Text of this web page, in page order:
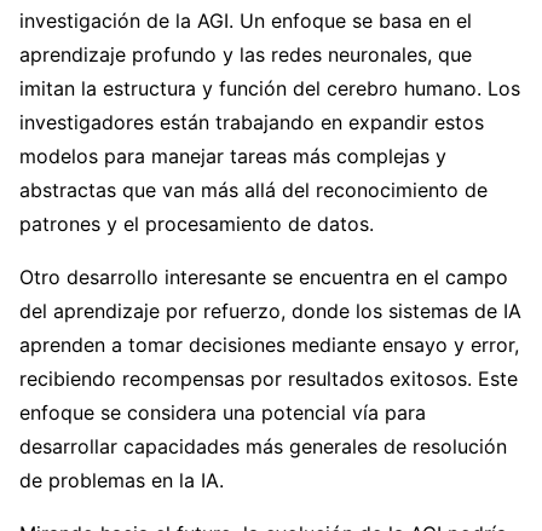
investigación de la AGI. Un enfoque se basa en el
aprendizaje profundo y las redes neuronales, que
imitan la estructura y función del cerebro humano. Los
investigadores están trabajando en expandir estos
modelos para manejar tareas más complejas y
abstractas que van más allá del reconocimiento de
patrones y el procesamiento de datos.
Otro desarrollo interesante se encuentra en el campo
del aprendizaje por refuerzo, donde los sistemas de IA
aprenden a tomar decisiones mediante ensayo y error,
recibiendo recompensas por resultados exitosos. Este
enfoque se considera una potencial vía para
desarrollar capacidades más generales de resolución
de problemas en la IA.